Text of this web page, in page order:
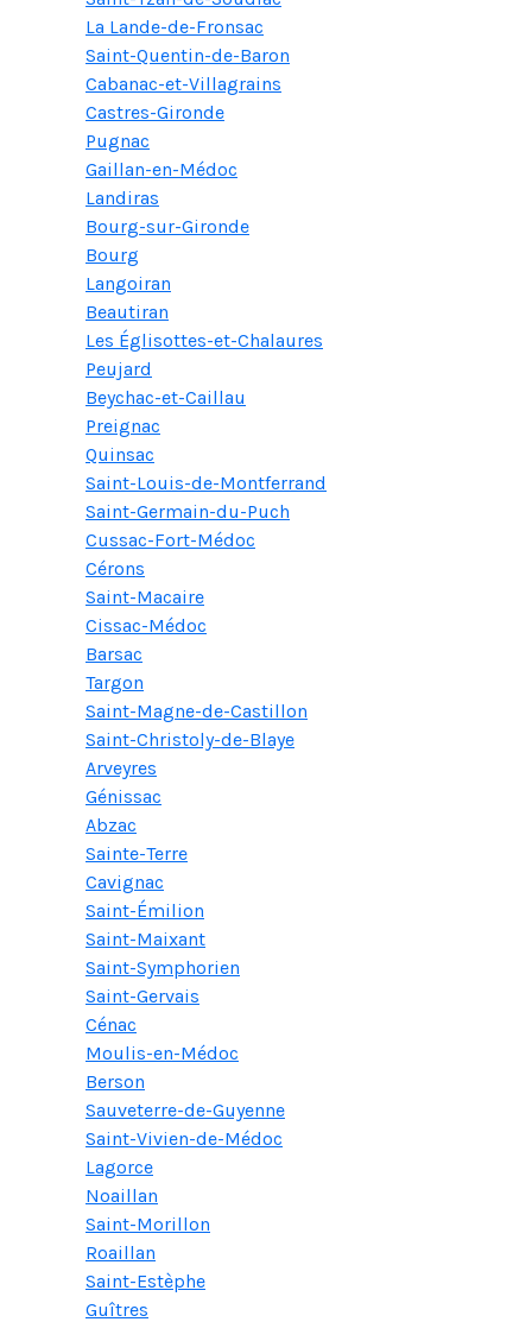
La Lande-de-Fronsac
Saint-Quentin-de-Baron
Cabanac-et-Villagrains
Castres-Gironde
Pugnac
Gaillan-en-Médoc
Landiras
Bourg-sur-Gironde
Bourg
Langoiran
Beautiran
Les Églisottes-et-Chalaures
Peujard
Beychac-et-Caillau
Preignac
Quinsac
Saint-Louis-de-Montferrand
Saint-Germain-du-Puch
Cussac-Fort-Médoc
Cérons
Saint-Macaire
Cissac-Médoc
Barsac
Targon
Saint-Magne-de-Castillon
Saint-Christoly-de-Blaye
Arveyres
Génissac
Abzac
Sainte-Terre
Cavignac
Saint-Émilion
Saint-Maixant
Saint-Symphorien
Saint-Gervais
Cénac
Moulis-en-Médoc
Berson
Sauveterre-de-Guyenne
Saint-Vivien-de-Médoc
Lagorce
Noaillan
Saint-Morillon
Roaillan
Saint-Estèphe
Guîtres